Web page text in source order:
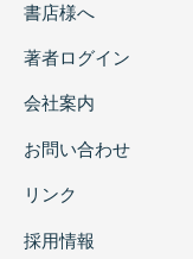
書店様へ
著者ログイン
会社案内
お問い合わせ
リンク
採用情報